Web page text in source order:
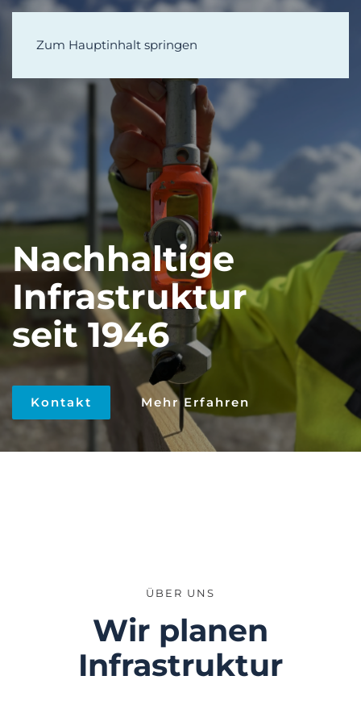
Zum Hauptinhalt springen
Nachhaltige
Infrastruktur
seit 1946
Kontakt Mehr Erfahren
ÜBER UNS
Wir planen
Infrastruktur